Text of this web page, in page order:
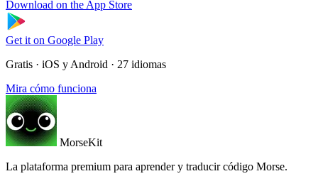
Download on the App Store
Get it on Google Play
Gratis · iOS y Android · 27 idiomas
Mira cómo funciona
MorseKit
La plataforma premium para aprender y traducir código Morse.